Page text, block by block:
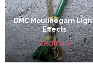
DMC Moulinegarn
Effects
SHOP NU